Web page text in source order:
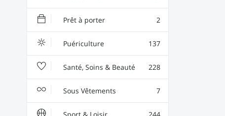
Prêt à porter 2
Puériculture 137
Santé, Soins & Beauté 228
Sous Vêtements 7